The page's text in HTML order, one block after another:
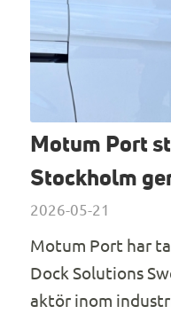
Motum Port
Stockholm
2026-05-21
Motum Port har
Dock Solutions
aktör inom